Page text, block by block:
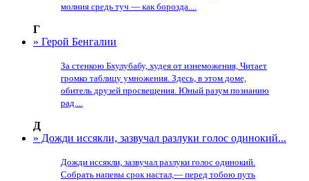
молния средь туч — как борозда....
Г
» Герой Бенгалии
За стенкою Бхулубабу, худея от изнеможения, Читает
громко таблицу умножения. Здесь, в этом доме,
обитель друзей просвещения. Юный разум познанию
рад....
Д
» Дожди иссякли, зазвучал разлуки голос одинокий...
Дожди иссякли, зазвучал разлуки голос одинокий.
Собрать напевы срок настал,— перед тобою путь